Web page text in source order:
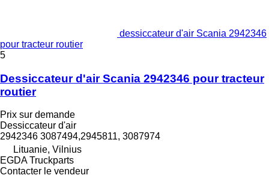
dessiccateur d'air Scania 2942346
pour tracteur routier
5
Dessiccateur d'air Scania 2942346 pour tracteur
routier
Prix sur demande
Dessiccateur d'air
2942346 3087494,2945811, 3087974
Lituanie, Vilnius
EGDA Truckparts
Contacter le vendeur